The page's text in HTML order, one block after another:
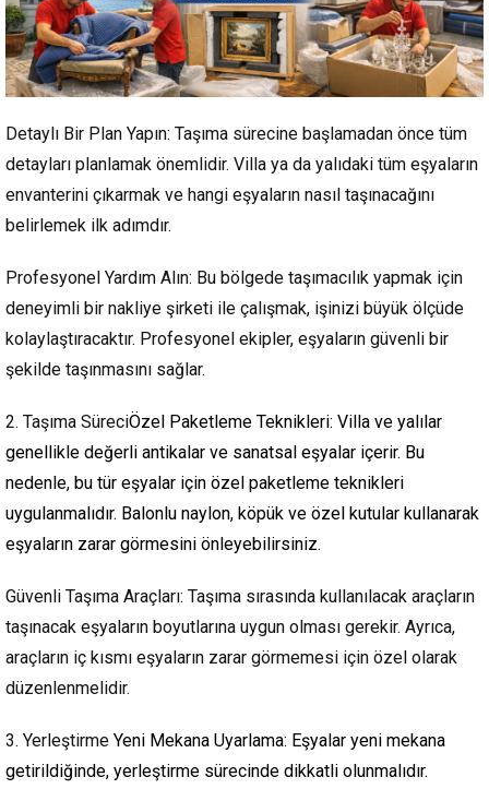
Detaylı Bir Plan Yapın: Taşıma sürecine başlamadan önce tüm
detayları planlamak önemlidir. Villa ya da yalıdaki tüm eşyaların
envanterini çıkarmak ve hangi eşyaların nasıl taşınacağını
belirlemek ilk adımdır.
Profesyonel Yardım Alın: Bu bölgede taşımacılık yapmak için
deneyimli bir nakliye şirketi ile çalışmak, işinizi büyük ölçüde
kolaylaştıracaktır. Profesyonel ekipler, eşyaların güvenli bir
şekilde taşınmasını sağlar.
2. Taşıma SüreciÖzel Paketleme Teknikleri: Villa ve yalılar
genellikle değerli antikalar ve sanatsal eşyalar içerir. Bu
nedenle, bu tür eşyalar için özel paketleme teknikleri
uygulanmalıdır. Balonlu naylon, köpük ve özel kutular kullanarak
eşyaların zarar görmesini önleyebilirsiniz.
Güvenli Taşıma Araçları: Taşıma sırasında kullanılacak araçların
taşınacak eşyaların boyutlarına uygun olması gerekir. Ayrıca,
araçların iç kısmı eşyaların zarar görmemesi için özel olarak
düzenlenmelidir.
3. Yerleştirme Yeni Mekana Uyarlama: Eşyalar yeni mekana
getirildiğinde, yerleştirme sürecinde dikkatli olunmalıdır.